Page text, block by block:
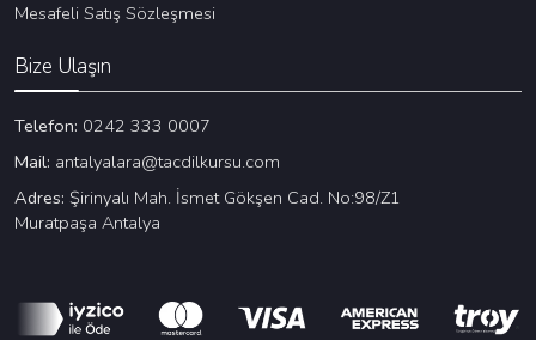
Mesafeli Satış Sözleşmesi
Bize Ulaşın
Telefon: 0242 333 0007
Mail: antalyalara@tacdilkursu.com
Adres: Şirinyalı Mah. İsmet Gökşen Cad. No:98/Z1
Muratpaşa Antalya